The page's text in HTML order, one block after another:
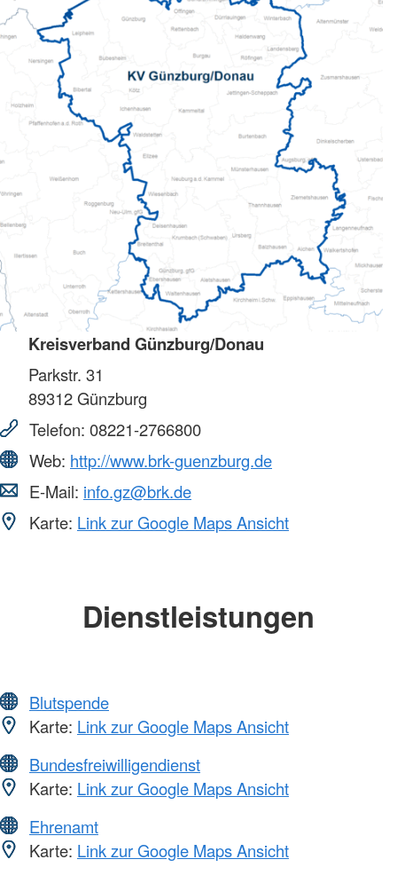
Kreisverband Günzburg/Donau
Parkstr. 31
89312Günzburg
Telefon: 08221-2766800
Web: http://www.brk-guenzburg.de
E-Mail: info.gz@brk.de
Karte: Link zur Google Maps Ansicht
Dienstleistungen
Blutspende
Karte: Link zur Google Maps Ansicht
Bundesfreiwilligendienst
Karte: Link zur Google Maps Ansicht
Ehrenamt
Karte: Link zur Google Maps Ansicht